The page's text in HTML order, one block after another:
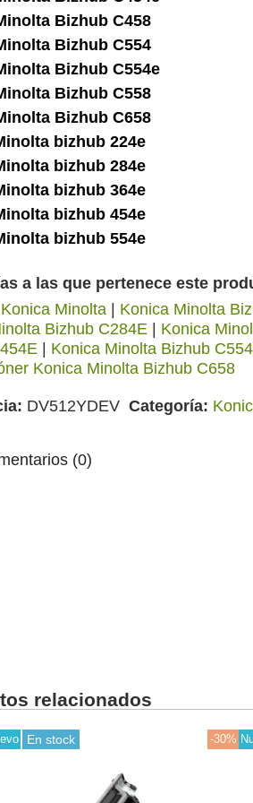
Bizhub C458
Bizhub C554
Bizhub C554e
Bizhub C558
Bizhub C658
bizhub 224e
bizhub 284e
bizhub 364e
bizhub 454e
bizhub 554e
a las que pertenece este
Konica Minolta
Konica Minolta
Bizhub C284E
Konica
Konica Minolta Bizhub C554
Konica Minolta Bizhub C658
DV512YDEV Categoría
(0)
relacionados
En stock -30%